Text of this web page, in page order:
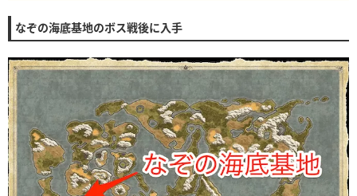
なぞの海底基地のボス戦後に入手